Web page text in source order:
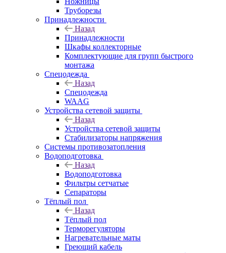
Труборезы
Принадлежности
Назад
Принадлежности
Шкафы коллекторные
Комплектующие для групп быстрого
монтажа
Спецодежда
Назад
Спецодежда
WAAG
Устройства сетевой защиты
Назад
Устройства сетевой защиты
Стабилизаторы напряжения
Системы противозатопления
Водоподготовка
Назад
Водоподготовка
Фильтры сетчатые
Сепараторы
Тёплый пол
Назад
Тёплый пол
Терморегуляторы
Нагревательные маты
Греющий кабель